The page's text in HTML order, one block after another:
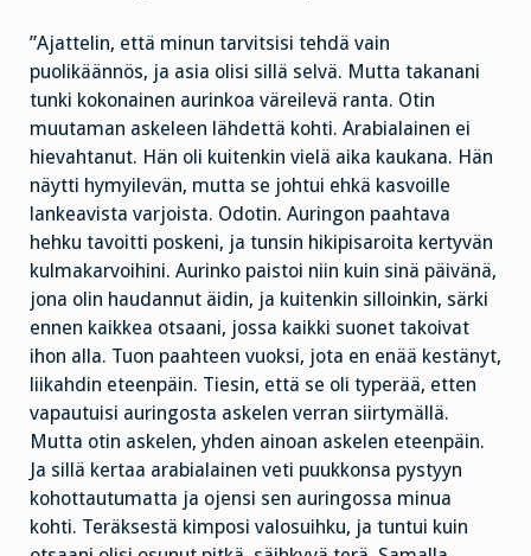
”Ajattelin, että minun tarvitsisi tehdä vain
puolikäännös, ja asia olisi sillä selvä. Mutta takanani
tunki kokonainen aurinkoa väreilevä ranta. Otin
muutaman askeleen lähdettä kohti. Arabialainen ei
hievahtanut. Hän oli kuitenkin vielä aika kaukana. Hän
näytti hymyilevän, mutta se johtui ehkä kasvoille
lankeavista varjoista. Odotin. Auringon paahtava
hehku tavoitti poskeni, ja tunsin hikipisaroita kertyvän
kulmakarvoihini. Aurinko paistoi niin kuin sinä päivänä,
jona olin haudannut äidin, ja kuitenkin silloinkin, särki
ennen kaikkea otsaani, jossa kaikki suonet takoivat
ihon alla. Tuon paahteen vuoksi, jota en enää kestänyt,
liikahdin eteenpäin. Tiesin, että se oli typerää, etten
vapautuisi auringosta askelen verran siirtymällä.
Mutta otin askelen, yhden ainoan askelen eteenpäin.
Ja sillä kertaa arabialainen veti puukkonsa pystyyn
kohottautumatta ja ojensi sen auringossa minua
kohti. Teräksestä kimposi valosuihku, ja tuntui kuin